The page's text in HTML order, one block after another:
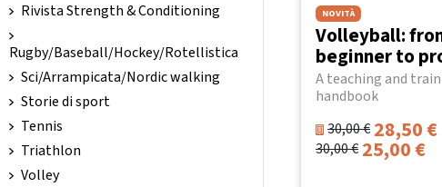
Rivista Strength & Conditioning
Rugby/Baseball/Hockey/Rotellistica
Sci/Arrampicata/Nordic walking
Storie di sport
Tennis
Triathlon
Volley
NOVITÀ
Volleyball:
beginner to
A teaching and
handbook
30,00€ 28,50€
30,00€ 25,00€